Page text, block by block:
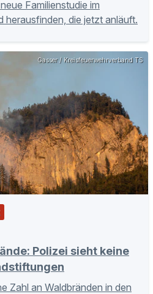
Familienstudie im
herausfinden, die jetzt anläuft.
Gasser / Kreisfeuerwehrverband TS
Polizei sieht keine
Zahl an Waldbränden in den